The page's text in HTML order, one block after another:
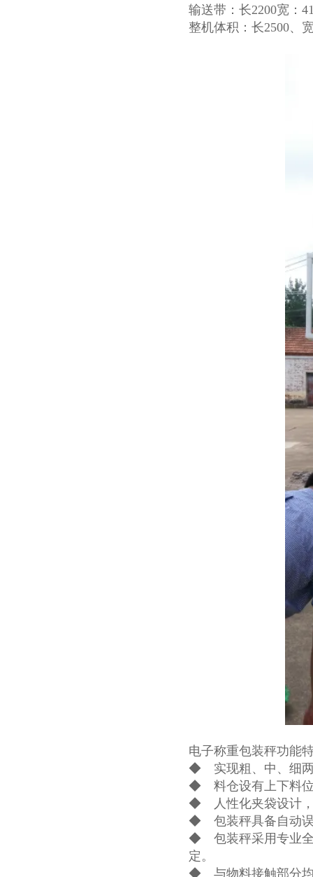
输送带：长2200宽：
整机体积：长2500、
电子称重包装秤功能
◆ 实现粗、中、细两
◆ 料仓设有上下料位
◆ 人性化夹袋设计，
◆ 包装秤具备自动误
◆ 包装秤采用专业全
定。
◆ 与物料接触部分均